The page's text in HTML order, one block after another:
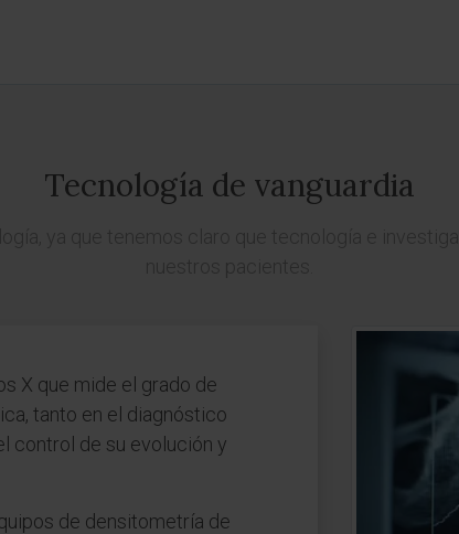
Tecnología de vanguardia
X que mide el grado de
tanto en el diagnóstico
control de su evolución y
de densitometría de